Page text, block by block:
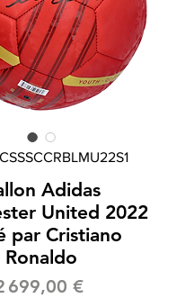
Adidas
United 2022
par Cristiano
Ronaldo
699,00 €Prix